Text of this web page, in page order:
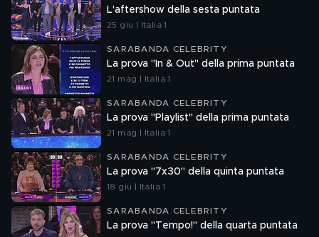
L'aftershow della sesta puntata
25 giu | Italia 1
SARABANDA CELEBRITY
La prova "In & Out" della prima puntata
21 mag | Italia 1
SARABANDA CELEBRITY
La prova "Playlist" della prima puntata
21 mag | Italia 1
SARABANDA CELEBRITY
La prova "7x30" della quinta puntata
18 giu | Italia 1
SARABANDA CELEBRITY
La prova "Tempo!" della quarta puntata